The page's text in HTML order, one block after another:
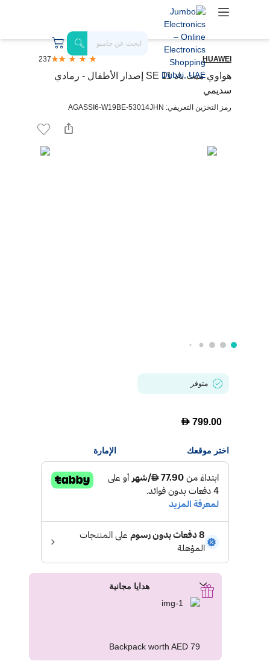
HUAWEI
237
هواوي ميت باد SE 11 إصدار الأطفال - رمادي
سديمي
رمز التخزين التعريفي: AGASSI6-W19BE-53014JHN
متوفر
D 799.00
اختر موقعك الإمارة
هدايا مجانية
Backpack worth AED 79